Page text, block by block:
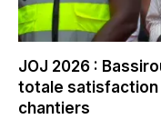
JOJ 2026 :
totale satisfaction
chantiers